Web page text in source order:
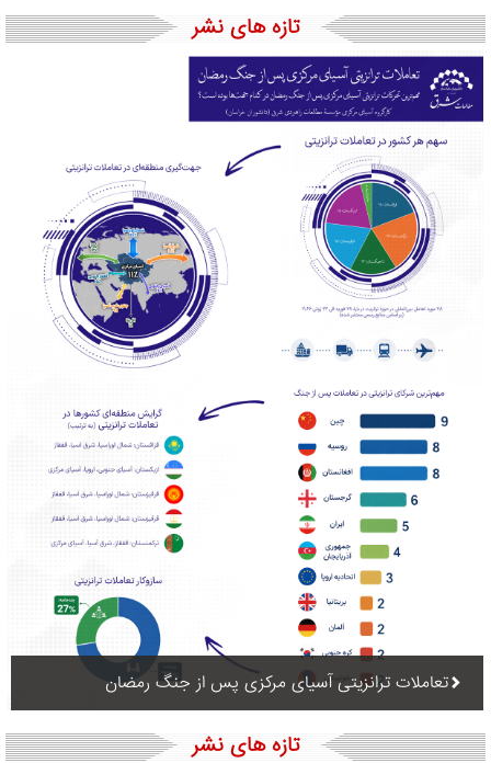
تازه های نشر
تعاملات ترانزیتی آسیای مرکزی پس از جنگ رمضان
تازه های نشر